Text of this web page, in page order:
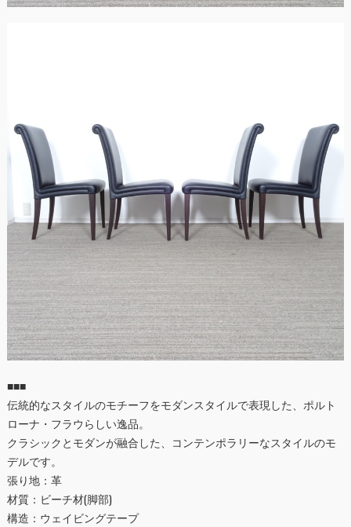
■■■
伝統的なスタイルのモチーフをモダンスタイルで表現した、ポルト
ローナ・フラウらしい逸品。
クラシックとモダンが融合した、コンテンポラリーなスタイルのモ
デルです。
張り地：革
材質：ビーチ材(脚部)
構造：ウェイビングテープ